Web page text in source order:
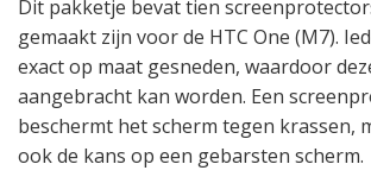
Dit pakketje bevat tien
gemaakt zijn voor de HTC One (M7).
exact op maat gesneden, waardoor
aangebracht kan worden. Een
beschermt het scherm tegen krassen,
ook de kans op een gebarsten scherm.